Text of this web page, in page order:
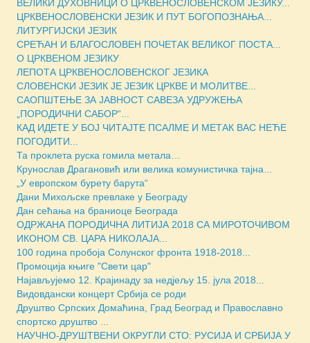
ВЕЛИКИ ДУХОВНИЦИ О ЦРКВЕНОСЛОВЕНСКОМ ЈЕЗИКУ...
ЦРКВЕНОСЛОВЕНСКИ ЈЕЗИК И ПУТ БОГОПОЗНАЊА...
ЛИТУРГИЈСКИ ЈЕЗИК
СРЕЋАН И БЛАГОСЛОВЕН ПОЧЕТАК ВЕЛИКОГ ПОСТА...
О ЦРКВЕНОМ ЈЕЗИКУ
ЛЕПОТА ЦРКВЕНОСЛОВЕНСКОГ ЈЕЗИКА
СЛОВЕНСКИ ЈЕЗИК ЈЕ ЈЕЗИК ЦРКВЕ И МОЛИТВЕ...
САОПШТЕЊЕ ЗА ЈАВНОСТ САВЕЗА УДРУЖЕЊА
„ПОРОДИЧНИ САБОР“...
КАД ИДЕТЕ У БОЈ ЧИТАЈТЕ ПСАЛМЕ И МЕТАК ВАС НЕЋЕ
ПОГОДИТИ...
Та проклета руска гомила метала…
Крунослав Драгановић или велика комунистичка тајна...
„У европском бурету барута“
Дани Михољске превлаке у Београду
Дан сећања на браниоце Београда
ОДРЖАНА ПОРОДИЧНА ЛИТИЈА 2018 СА МИРОТОЧИВОМ
ИКОНОМ СВ. ЦАРА НИКОЛАЈА...
100 година пробоја Солунског фронта 1918-2018...
Промоција књиге "Свети цар"
Најављујемо 12. Крајинаду за недјељу 15. јула 2018...
Видовдански концерт Србија се роди
Друштво Српских Домаћина, Град Београд и Православно
спортско друштво ...
НАУЧНО-ДРУШТВЕНИ ОКРУГЛИ СТО: РУСИЈА И СРБИЈА У